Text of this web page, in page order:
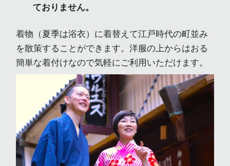
ておりません。
着物（夏季は浴衣）に着替えて江戸時代の町並み
を散策することができます。洋服の上からはおる
簡単な着付けなので気軽にご利用いただけます。